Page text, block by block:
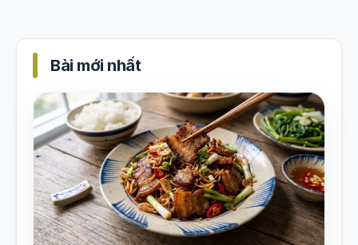
Bài mới nhất